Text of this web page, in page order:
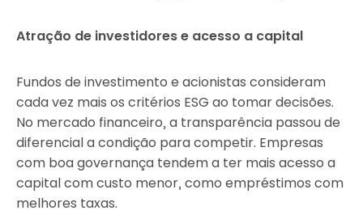
Atração de investidores e acesso a capital
Fundos de investimento e acionistas consideram
cada vez mais os critérios ESG ao tomar decisões.
No mercado financeiro, a transparência passou de
diferencial a condição para competir. Empresas
com boa governança tendem a ter mais acesso a
capital com custo menor, como empréstimos com
melhores taxas.